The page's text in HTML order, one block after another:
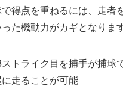
得点を重ねるには、走者
た機動力がカギとなりま
トライク目を捕手が捕球
走ることが可能